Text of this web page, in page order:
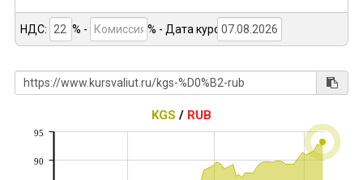
НДС: % - % - Дата курса:
KGS / RUB
90
95